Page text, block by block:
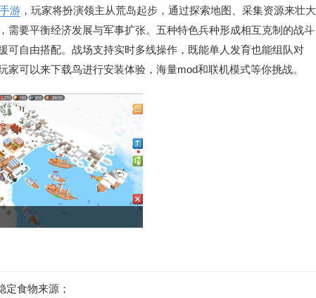
游 ，玩家将扮演领主从荒岛起步，通过探索地图、采集资源来壮大
需要平衡经济发展与军事扩张。五种特色兵种形成相互克制的战斗
自由搭配。战场支持实时多线操作，既能单人发育也能组队对
可以来下载鸟进行安装体验，海量mod和联机模式等你挑战。
食物来源；